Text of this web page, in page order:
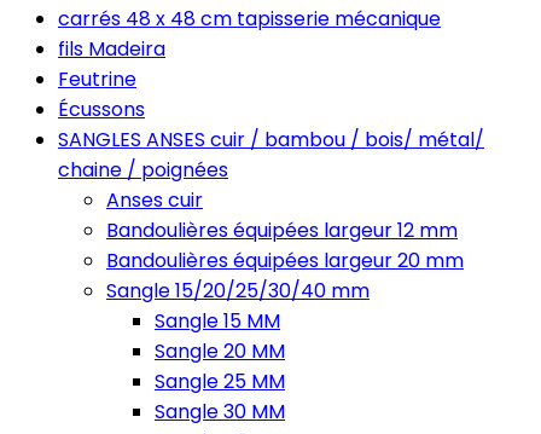
carrés 48 x 48 cm tapisserie mécanique
fils Madeira
Feutrine
Écussons
SANGLES ANSES cuir / bambou / bois/ métal/
chaine / poignées
Anses cuir
Bandoulières équipées largeur 12 mm
Bandoulières équipées largeur 20 mm
Sangle 15/20/25/30/40 mm
Sangle 15 MM
Sangle 20 MM
Sangle 25 MM
Sangle 30 MM